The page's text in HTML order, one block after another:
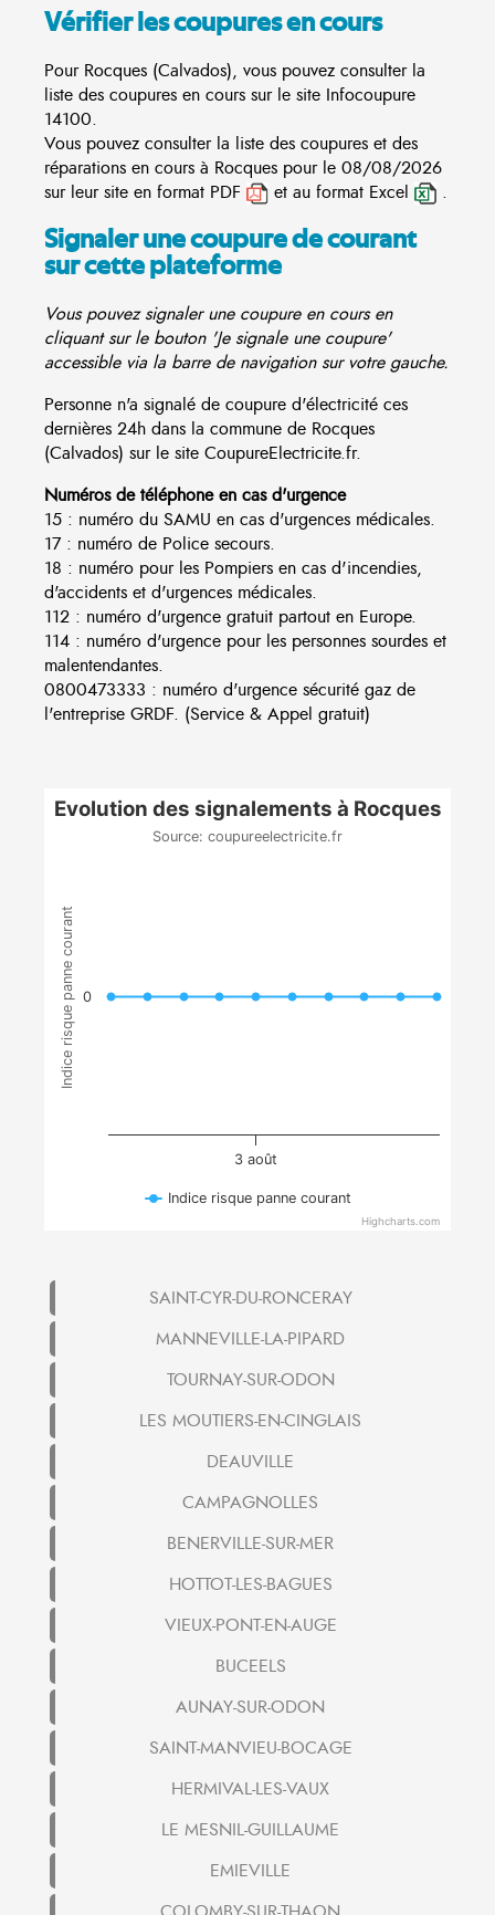
Vérifier les coupures en cours
Pour Rocques (Calvados), vous pouvez consulter la
liste des coupures en cours sur le site Infocoupure
14100.
Vous pouvez consulter la liste des coupures et des
réparations en cours à Rocques pour le 08/08/2026
sur leur site en format PDF
et au format Excel .
Signaler une coupure de courant
sur cette plateforme
Vous pouvez signaler une coupure en cours en
cliquant sur le bouton 'Je signale une coupure'
accessible via la barre de navigation sur votre gauche.
Personne n'a signalé de coupure d'électricité ces
dernières 24h dans la commune de Rocques
(Calvados) sur le site CoupureElectricite.fr.
Numéros de téléphone en cas d'urgence
15 : numéro du SAMU en cas d'urgences médicales.
17 : numéro de Police secours.
18 : numéro pour les Pompiers en cas d'incendies,
d'accidents et d'urgences médicales.
112 : numéro d'urgence gratuit partout en Europe.
114 : numéro d'urgence pour les personnes sourdes et
malentendantes.
0800473333 : numéro d'urgence sécurité gaz de
l'entreprise GRDF. (Service & Appel gratuit)
Indice risque panne courant
Evolution des signalements à Rocques
Source: coupureelectricite.fr
3 août
0
Indice risque panne courant
Highcharts.com
SAINT-CYR-DU-RONCERAY
MANNEVILLE-LA-PIPARD
TOURNAY-SUR-ODON
LES MOUTIERS-EN-CINGLAIS
DEAUVILLE
CAMPAGNOLLES
BENERVILLE-SUR-MER
HOTTOT-LES-BAGUES
VIEUX-PONT-EN-AUGE
BUCEELS
AUNAY-SUR-ODON
SAINT-MANVIEU-BOCAGE
HERMIVAL-LES-VAUX
LE MESNIL-GUILLAUME
EMIEVILLE